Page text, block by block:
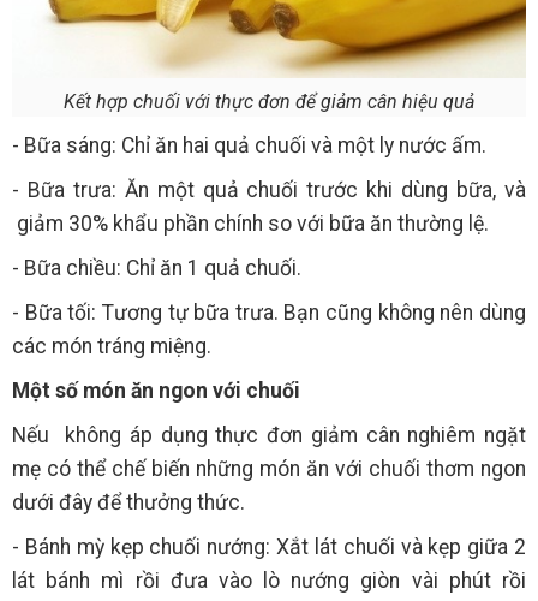
Kết hợp chuối với thực đơn để giảm cân hiệu quả
- Bữa sáng: Chỉ ăn hai quả chuối và một ly nước ấm.
- Bữa trưa: Ăn một quả chuối trước khi dùng bữa, và
giảm 30% khẩu phần chính so với bữa ăn thường lệ.
- Bữa chiều: Chỉ ăn 1 quả chuối.
- Bữa tối: Tương tự bữa trưa. Bạn cũng không nên dùng
các món tráng miệng.
Một số món ăn ngon với chuối
Nếu không áp dụng thực đơn giảm cân nghiêm ngặt
mẹ có thể chế biến những món ăn với chuối thơm ngon
dưới đây để thưởng thức.
- Bánh mỳ kẹp chuối nướng: Xắt lát chuối và kẹp giữa 2
lát bánh mì rồi đưa vào lò nướng giòn vài phút rồi